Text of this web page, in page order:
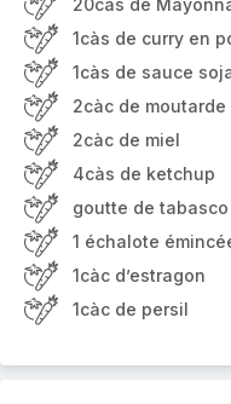
20càs de
1càs de curry en
1càs de sauce
2càc de moutarde
2càc de miel
4càs de ketchup
goutte de tabasco
1 échalote
1càc d’estragon
1càc de persil